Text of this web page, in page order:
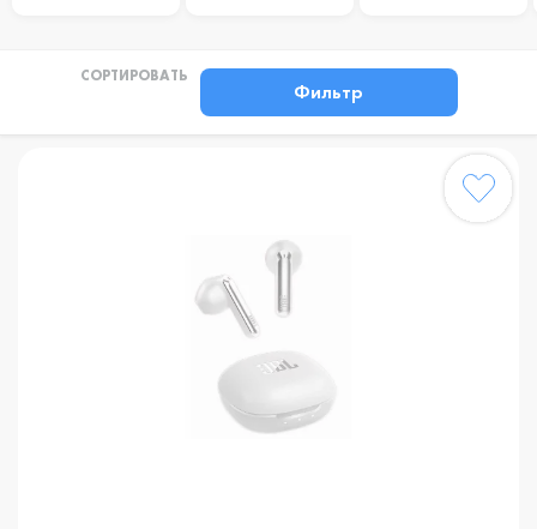
СОРТИРОВАТЬ
Фильтр